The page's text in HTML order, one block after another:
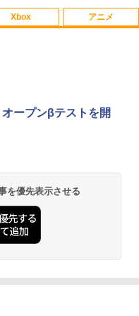
ス-パ-マリオブラザ-ズ
デリンリンパ-ク]
レイダース|オンライン
レイダース -Switch2
ジタル・エディション
-PS5 【特典】
ド 封入
Xbox
ワイヤレス コントロー
ホワイト)
ブラック)
アニメ
限定】劇場版モノノ怪
:オリジナル巾着＋メー
離】二振りの剣、十翼よ
刃」無限城編 第一章 猗
[Blu-ray]
ープンβテストを開
を優先表示させる